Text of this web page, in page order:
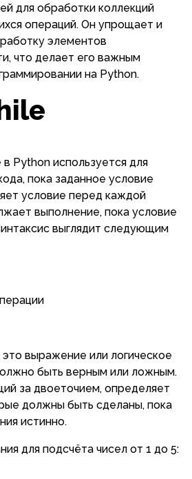
для обработки коллекций
операций. Он упрощает и
элементов
что делает его важным
на Python.
Python используется для
пока заданное условие
условие перед каждой
выполнение, пока условие
выглядит следующим
выражение или логическое
быть верным или ложным.
за двоеточием, определяет
должны быть сделаны, пока
истинно.
для подсчёта чисел от 1 до 5: